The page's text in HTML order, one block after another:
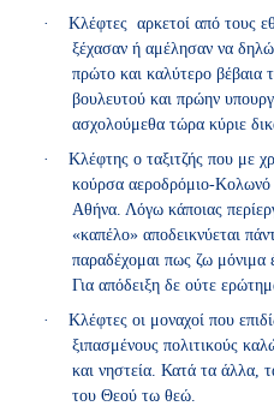
·
Κλέφτες αρκετοί από τους
ξέχασαν ή αμέλησαν να
πρώτο και καλύτερο βέβαια
βουλευτού και πρώην
ασχολούμεθα τώρα κύριε
·
Κλέφτης ο ταξιτζής που με
κούρσα αεροδρόμιο-Κολωνό
Αθήνα. Λόγω κάποιας
«καπέλο» αποδεικνύεται
παραδέχομαι πως ζω μόνιμα
Για απόδειξη δε ούτε
·
Κλέφτες οι μοναχοί που
ξιπασμένους πολιτικούς
και νηστεία. Κατά τα άλλα,
του Θεού τω θεώ.